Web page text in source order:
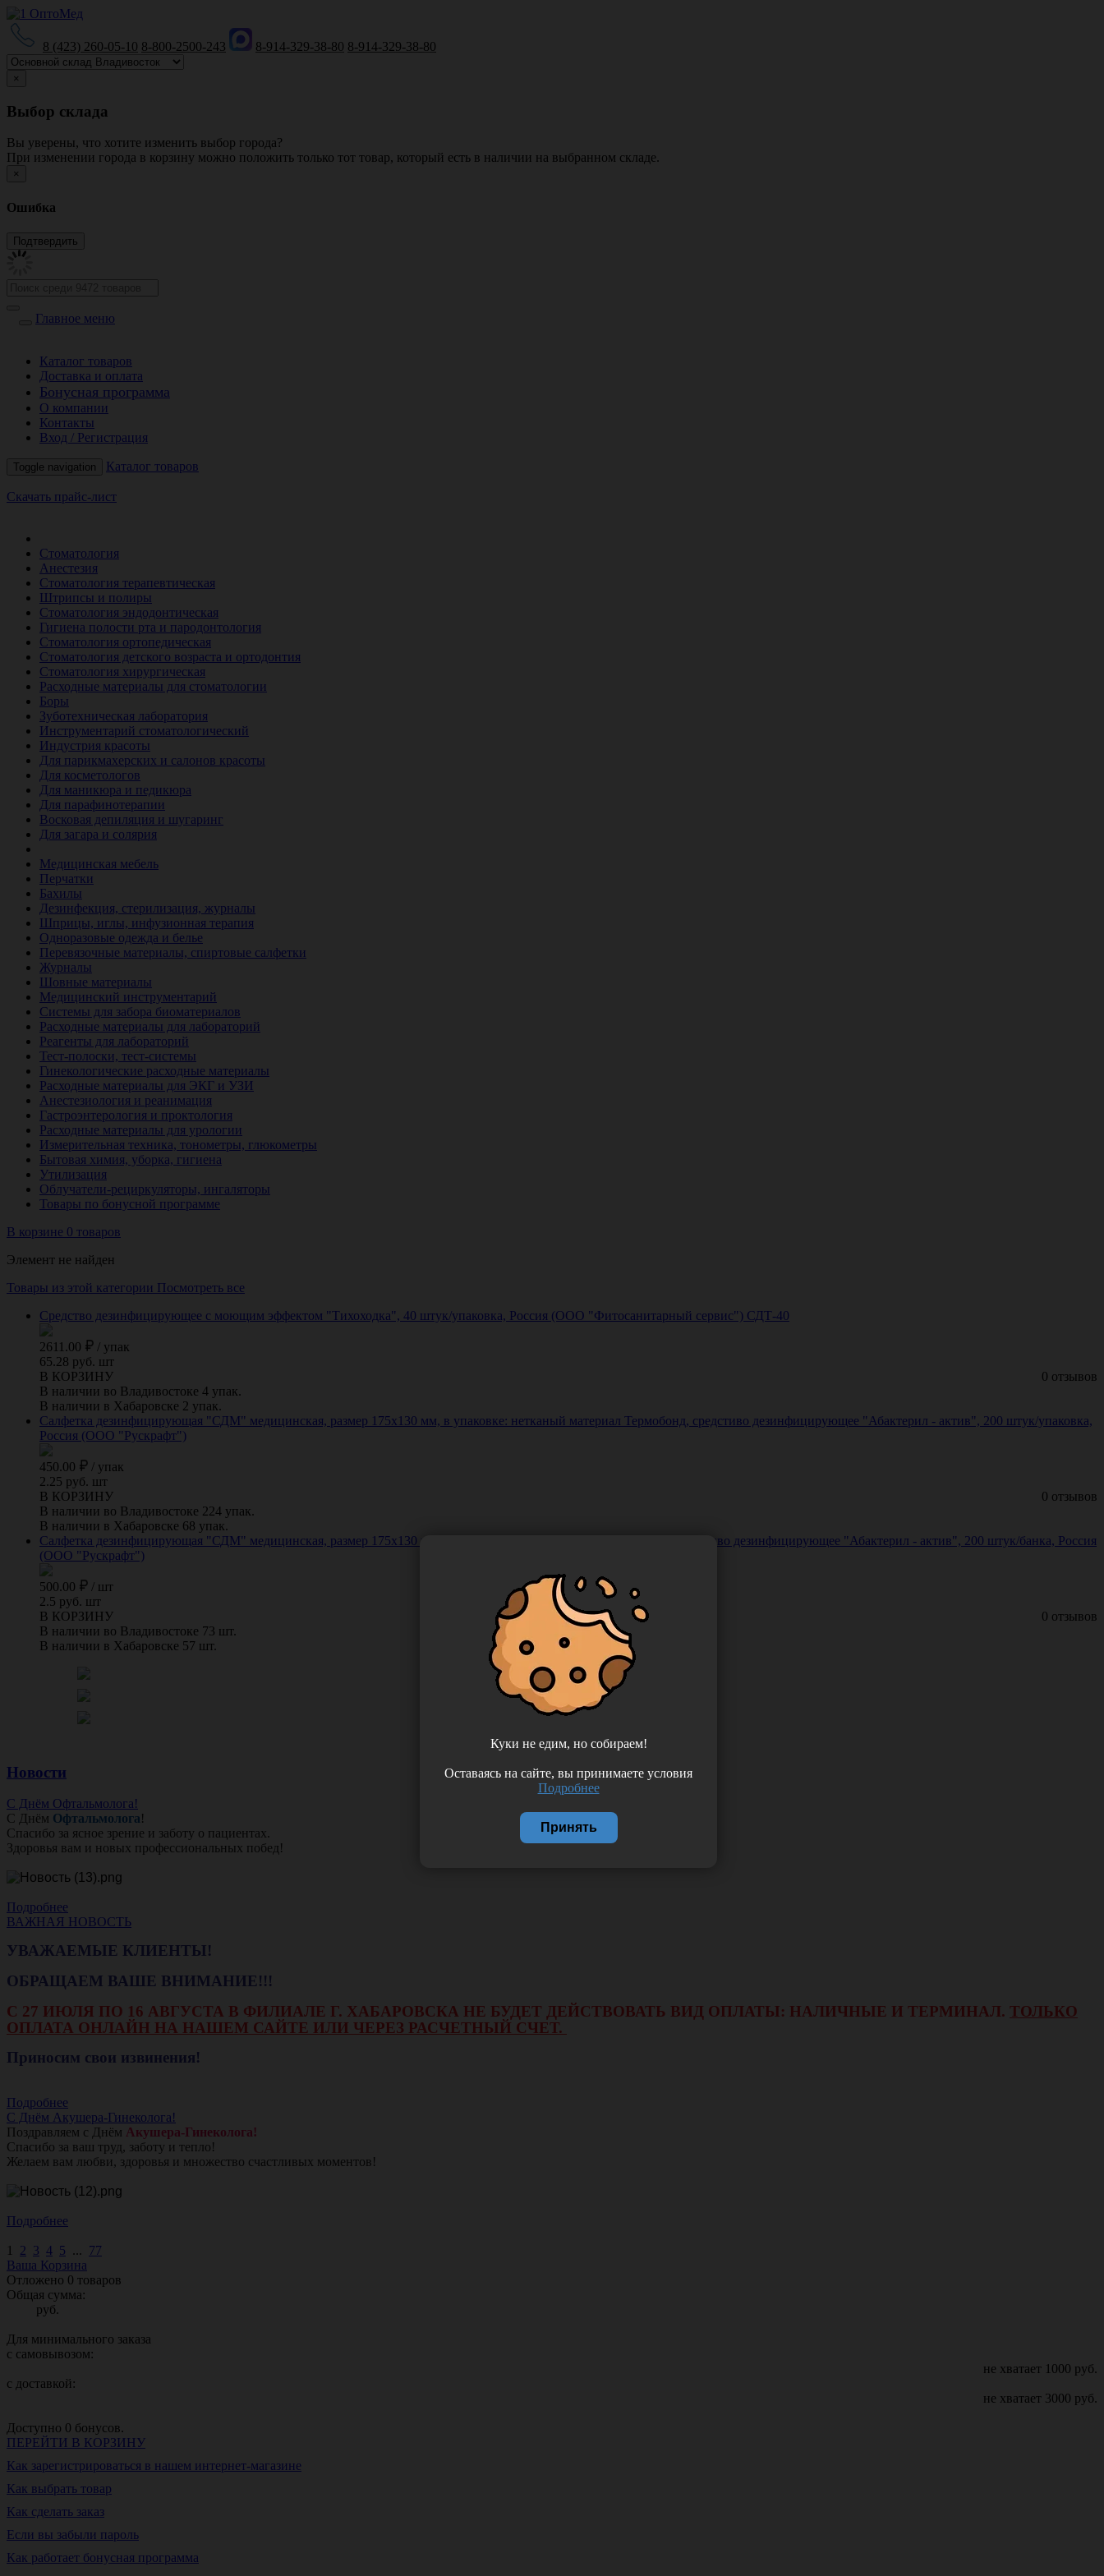
8 (423) 260-05-10 8-800-2500-243 8-914-329-38-80 8-914-329-38-80
×
Выбор склада
Вы уверены, что хотите изменить выбор города?
При изменении города в корзину можно положить только тот товар, который есть в наличии на выбранном складе.
×
Ошибка
Главное меню
Каталог товаров
Доставка и оплата
Бонусная программа
О компании
Контакты
Вход / Регистрация
Toggle navigation Каталог товаров
Скачать прайс-лист
Стоматология
Анестезия
Стоматология терапевтическая
Штрипсы и полиры
Стоматология эндодонтическая
Гигиена полости рта и пародонтология
Стоматология ортопедическая
Стоматология детского возраста и ортодонтия
Стоматология хирургическая
Расходные материалы для стоматологии
Боры
Зуботехническая лаборатория
Инструментарий стоматологический
Индустрия красоты
Для парикмахерских и салонов красоты
Для косметологов
Для маникюра и педикюра
Для парафинотерапии
Восковая депиляция и шугаринг
Для загара и солярия
Медицинская мебель
Перчатки
Бахилы
Дезинфекция, стерилизация, журналы
Шприцы, иглы, инфузионная терапия
Одноразовые одежда и белье
Перевязочные материалы, спиртовые салфетки
Журналы
Шовные материалы
Медицинский инструментарий
Системы для забора биоматериалов
Расходные материалы для лабораторий
Реагенты для лабораторий
Тест-полоски, тест-системы
Гинекологические расходные материалы
Расходные материалы для ЭКГ и УЗИ
Анестезиология и реанимация
Гастроэнтерология и проктология
Расходные материалы для урологии
Измерительная техника, тонометры, глюкометры
Бытовая химия, уборка, гигиена
Утилизация
Облучатели-рециркуляторы, ингаляторы
Товары по бонусной программе
В корзине 0 товаров
Элемент не найден
Товары из этой категории Посмотреть все
Средство дезинфицирующее с моющим эффектом "Тихоходка", 40 штук/упаковка, Россия (ООО "Фитосанитарный сервис") СДТ-40
2611.00 / упак
65.28 руб. шт
0 отзывов
В КОРЗИНУ
В наличии во Владивостоке 4 упак.
В наличии в Хабаровске 2 упак.
Салфетка дезинфицирующая "СДМ" медицинская, размер 175х130 мм, в упаковке: нетканый материал Термобонд, средстиво дезинфицирующее "Абактерил - актив", 200 штук/упаковка,
Россия (ООО "Рускрафт")
450.00 / упак
2.25 руб. шт
0 отзывов
В КОРЗИНУ
В наличии во Владивостоке 224 упак.
В наличии в Хабаровске 68 упак.
Салфетка дезинфицирующая "СДМ" медицинская, размер 175х130 мм, в банке: нетканый материал Термобонд, средстиво дезинфицирующее "Абактерил - актив", 200 штук/банка, Россия
(ООО "Рускрафт")
500.00 / шт
2.5 руб. шт
0 отзывов
В КОРЗИНУ
В наличии во Владивостоке 73 шт.
В наличии в Хабаровске 57 шт.
Новости
С Днём Офтальмолога!
С Днём Офтальмолога!
Спасибо за ясное зрение и заботу о пациентах.
Здоровья вам и новых профессиональных побед!
Подробнее
ВАЖНАЯ НОВОСТЬ
УВАЖАЕМЫЕ КЛИЕНТЫ!
ОБРАЩАЕМ ВАШЕ ВНИМАНИЕ!!!
С 27 ИЮЛЯ ПО 16 АВГУСТА В ФИЛИАЛЕ Г. ХАБАРОВСКА НЕ БУДЕТ ДЕЙСТВОВАТЬ ВИД ОПЛАТЫ: НАЛИЧНЫЕ И ТЕРМИНАЛ. ТОЛЬКО
ОПЛАТА ОНЛАЙН НА НАШЕМ САЙТЕ ИЛИ ЧЕРЕЗ РАСЧЕТНЫЙ СЧЕТ.
Приносим свои извинения!
Подробнее
С Днём Акушера-Гинеколога!
Поздравляем с Днём Акушера-Гинеколога!
Спасибо за ваш труд, заботу и тепло!
Желаем вам любви, здоровья и множество счастливых моментов!
Подробнее
1 2 3 4 5 ... 77
Ваша Корзина
Отложено 0 товаров
Общая сумма:
руб.
Для минимального заказа
с самовывозом:
не хватает 1000 руб.
с доставкой:
не хватает 3000 руб.
Доступно 0 бонусов.
ПЕРЕЙТИ В КОРЗИНУ
Как зарегистрироваться в нашем интернет-магазине
Как выбрать товар
Как сделать заказ
Если вы забыли пароль
Как работает бонусная программа
Куки не едим, но собираем!
Оставаясь на сайте, вы принимаете условия
Подробнее
Принять